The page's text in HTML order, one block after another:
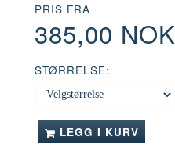
PRIS FRA
385,00 NOK
STØRRELSE:
LEGG I KURV